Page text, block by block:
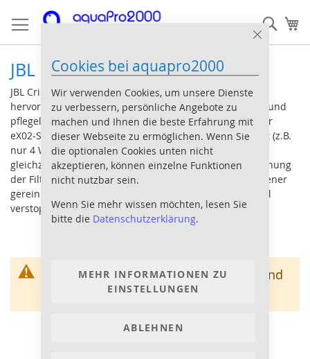
Close
Cookies bei aquapro2000
Wir verwenden Cookies, um unsere Dienste
zu verbessern, persönliche Angebote zu
machen und Ihnen die beste Erfahrung mit
dieser Webseite zu ermöglichen. Wenn Sie
die optionalen Cookies unten nicht
akzeptieren, können einzelne Funktionen
nicht nutzbar sein.
Wenn Sie mehr wissen möchten, lesen Sie
bitte die Datenschutzerklärung.
MEHR INFORMATIONEN ZU
EINSTELLUNGEN
ABLEHNEN
zum
JBL CristalProfi
JBL CristalProfi greenline Außenfilter sind neben der
hervorragenden Filterleistung auf einfache Installation und
pflegeleichte Wartung ausgelegt. Die neuen Modelle der
eX02-Serie sind zusätzlich im Stromverbrauch optimiert (z.B.
nur 4 W Stromverbrauch beim CristalProfi e 402) bei
gleichzeitig verbesserter Wasserumwälzung. Die Anordnung
der Filterkörbe wurde so verbessert, dass die Filter seltener
gereinigt werden müssen und trotzdem nicht so schnell
verstopfen.
Wir können keine Produkte entsprechend
dieser Auswahl finden